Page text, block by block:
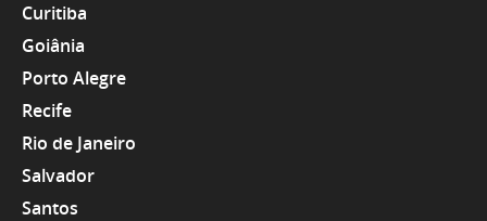
Curitiba
Goiânia
Porto Alegre
Recife
Rio de Janeiro
Salvador
Santos